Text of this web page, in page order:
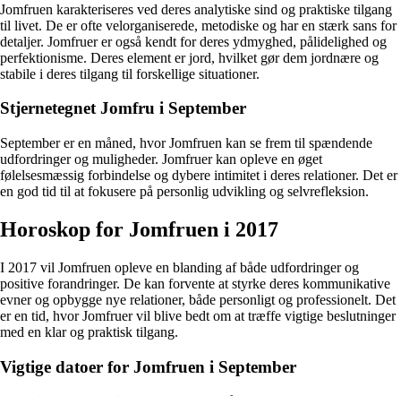
Jomfruen karakteriseres ved deres analytiske sind og praktiske tilgang
til livet. De er ofte velorganiserede, metodiske og har en stærk sans for
detaljer. Jomfruer er også kendt for deres ydmyghed, pålidelighed og
perfektionisme. Deres element er jord, hvilket gør dem jordnære og
stabile i deres tilgang til forskellige situationer.
Stjernetegnet Jomfru i September
September er en måned, hvor Jomfruen kan se frem til spændende
udfordringer og muligheder. Jomfruer kan opleve en øget
følelsesmæssig forbindelse og dybere intimitet i deres relationer. Det er
en god tid til at fokusere på personlig udvikling og selvrefleksion.
Horoskop for Jomfruen i 2017
I 2017 vil Jomfruen opleve en blanding af både udfordringer og
positive forandringer. De kan forvente at styrke deres kommunikative
evner og opbygge nye relationer, både personligt og professionelt. Det
er en tid, hvor Jomfruer vil blive bedt om at træffe vigtige beslutninger
med en klar og praktisk tilgang.
Vigtige datoer for Jomfruen i September